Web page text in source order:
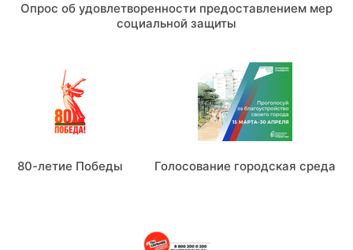
Опрос об удовлетворенности предоставлением мер
социальной защиты
80-летие Победы Голосование городская среда